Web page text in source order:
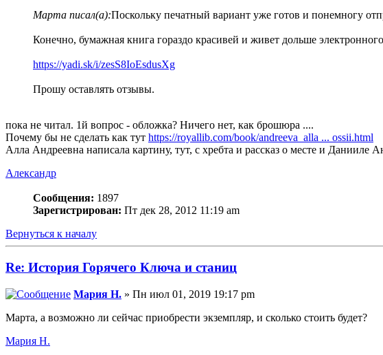
Марта писал(а):Поскольку печатный вариант уже готов и понемногу
Конечно, бумажная книга гораздо красивей и живет дольше
https://yadi.sk/i/zesS8IoEsdusXg
Прошу оставлять отзывы.
пока не читал. 1й вопрос - обложка? Ничего нет, как брошюра ....
Почему бы не сделать как тут https://royallib.com/book/andreeva_alla ... ossii.html
Алла Андреевна написала картину, тут, с хребта и рассказ о месте и Данииле
Алeксандр
Сообщения: 1897
Зарегистрирован: Пт дек 28, 2012 11:19 am
Вернуться к началу
Re: История Горячего Ключа и станиц
Мария Н. » Пн июл 01, 2019 19:17 pm
Марта, а возможно ли сейчас приобрести экземпляр, и сколько стоить будет?
Мария Н.